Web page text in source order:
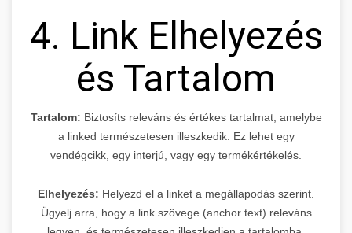
4. Link Elhelyezés
és Tartalom
Tartalom: Biztosíts releváns és értékes tartalmat, amelybe
a linked természetesen illeszkedik. Ez lehet egy
vendégcikk, egy interjú, vagy egy termékértékelés.
Elhelyezés: Helyezd el a linket a megállapodás szerint.
Ügyelj arra, hogy a link szövege (anchor text) releváns